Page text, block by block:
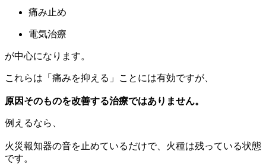
痛み止め
電気治療
が中心になります。
これらは「痛みを抑える」ことには有効ですが、
原因そのものを改善する治療ではありません。
例えるなら、
火災報知器の音を止めているだけで、火種は残っている状態
です。